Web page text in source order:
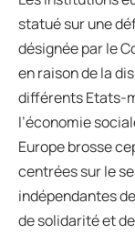
statué sur une
désignée par le
en raison de la
différents Etats-
l’économie
Europe brosse
centrées sur le
indépendantes
de solidarité et